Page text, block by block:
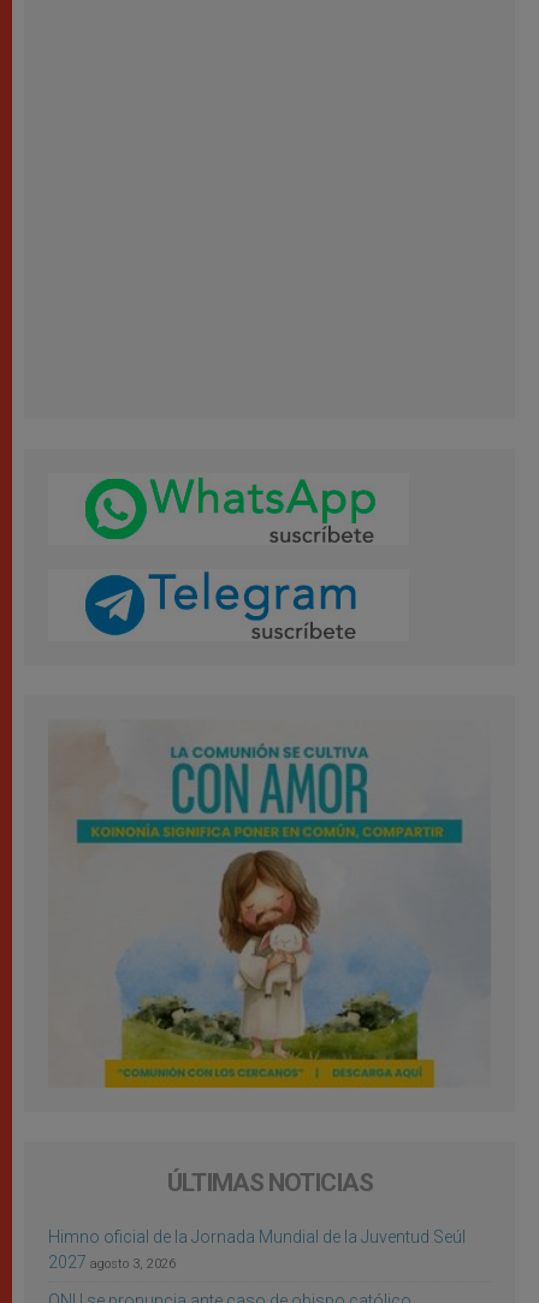
ÚLTIMAS NOTICIAS
Himno oficial de la Jornada Mundial de la Juventud Seúl
2027 agosto 3, 2026